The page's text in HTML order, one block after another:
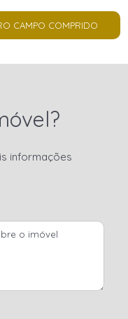
CAMPO COMPRIDO
informações